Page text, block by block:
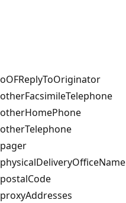
oOFReplyToOriginator
otherFacsimileTelephone
otherHomePhone
otherTelephone
pager
physicalDeliveryOfficeName
postalCode
proxyAddresses